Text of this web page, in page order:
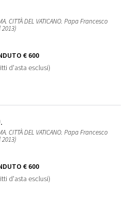
CITTÀ DEL VATICANO. Papa Francesco
2013)
€ 600
d'asta esclusi)
CITTÀ DEL VATICANO. Papa Francesco
2013)
€ 600
d'asta esclusi)